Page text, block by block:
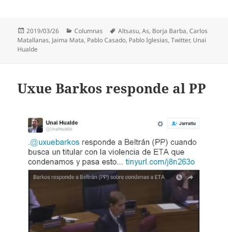
Publicado
el
2019/03/26 Categorías
Columnas Etiquetas
Altsasu,As, Borja Barba,Carlos
Matallanas, Jaima Mata, Pablo Casado, Pablo Iglesias,Twitter, Unai
Hualde
Uxue Barkos responde al PP